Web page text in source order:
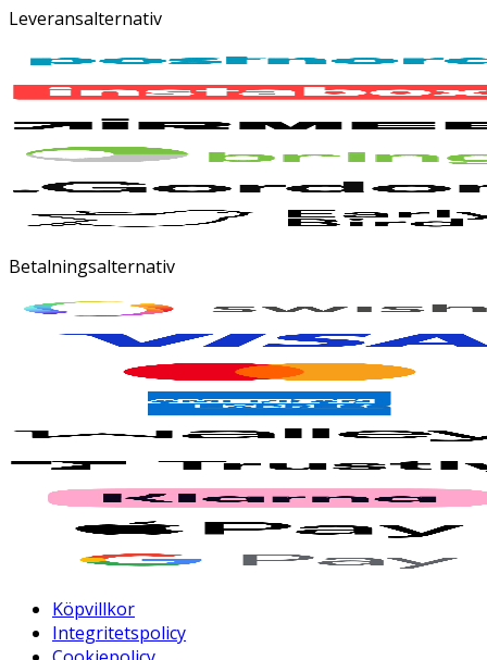
Leveransalternativ
Betalningsalternativ
Köpvillkor
Integritetspolicy